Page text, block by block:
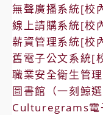
無聲廣播系統[校
線上請購系統[校
薪資管理系統[校
舊電子公文系統[
職業安全衛生管
圖書館（一刻鯨
Culturegrams電